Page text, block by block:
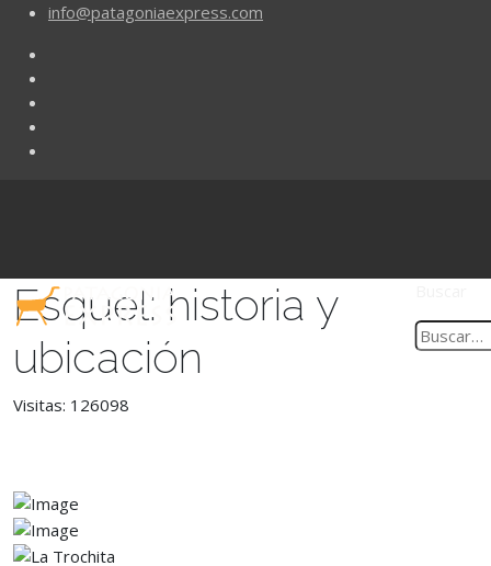
info@patagoniaexpress.com
Esquel: historia y
ubicación
Visitas: 126098